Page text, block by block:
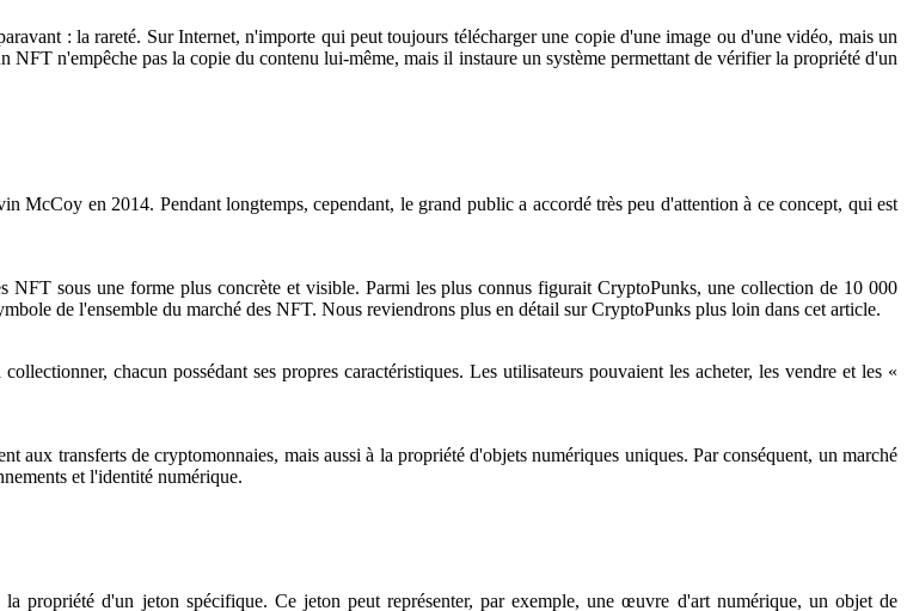
: la rareté. Sur Internet, n'importe qui peut toujours télécharger une copie d'une image ou d'une vidéo, mais un
n'empêche pas la copie du contenu lui-même, mais il instaure un système permettant de vérifier la propriété d'un
McCoy en 2014. Pendant longtemps, cependant, le grand public a accordé très peu d'attention à ce concept, qui est
NFT sous une forme plus concrète et visible. Parmi les plus connus figurait CryptoPunks, une collection de 10 000
de l'ensemble du marché des NFT. Nous reviendrons plus en détail sur CryptoPunks plus loin dans cet article.
chacun possédant ses propres caractéristiques. Les utilisateurs pouvaient les acheter, les vendre et les «
transferts de cryptomonnaies, mais aussi à la propriété d'objets numériques uniques. Par conséquent, un marché
et l'identité numérique.
propriété d'un jeton spécifique. Ce jeton peut représenter, par exemple, une œuvre d'art numérique, un objet de